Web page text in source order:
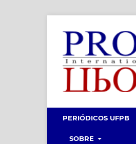
PERIÓDICOS UFPB
SOBRE